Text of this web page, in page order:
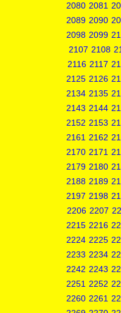
2080 2081
2089 2090
2098 2099
2107 2108
2116 2117
2125 2126
2134 2135
2143 2144
2152 2153
2161 2162
2170 2171
2179 2180
2188 2189
2197 2198
2206 2207
2215 2216
2224 2225
2233 2234
2242 2243
2251 2252
2260 2261